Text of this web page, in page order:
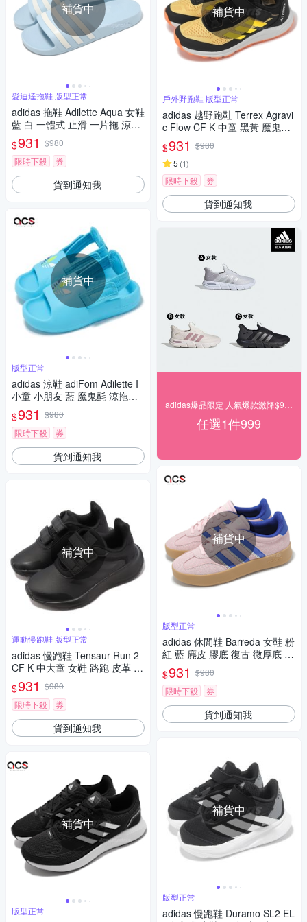
補貨中
愛迪達拖鞋 版型正常
adidas 拖鞋 Adilette Aqua 女鞋
藍 白 一體式 止滑 一片拖 涼拖
鞋 愛迪達 IE8919
$931 $980
限時下殺
券
貨到通知我
補貨中
版型正常
adidas 涼鞋 adiFom Adilette I
小童 小朋友 藍 魔鬼氈 涼拖鞋
愛迪達 JP5531
$931 $980
限時下殺
券
貨到通知我
補貨中
運動慢跑鞋 版型正常
adidas 慢跑鞋 Tensaur Run 2
CF K 中大童 女鞋 路跑 皮革 魔
鬼氈 基本款 愛迪達 GZ3443
$931 $980
限時下殺
券
貨到通知我
補貨中
版型正常
補貨中
戶外野跑鞋 版型正常
adidas 越野跑鞋 Terrex Agravi
c Flow CF K 中童 黑黃 魔鬼氈
緩衝 小朋友 愛迪達 IE7600
$931 $980
5 (1)
限時下殺 券
貨到通知我
任選1件999
補貨中
版型正常
adidas 休閒鞋 Barreda 女鞋 粉
紅 藍 麂皮 膠底 復古 微厚底 愛
迪達 JP7107
$931 $980
限時下殺
券
貨到通知我
補貨中
版型正常
adidas 慢跑鞋 Duramo SL2 EL